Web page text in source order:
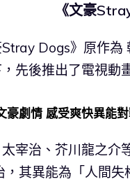
《文豪
Dogs》原作為
先後推出了電視動
豪劇情 感受爽快異能
宰治、芥川龍之介
，其異能為「人間